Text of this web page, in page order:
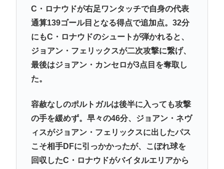
C・ロナウドが右足ワンタッチで自身の代表
通算139ゴール目となる得点で追加点。32分
にもC・ロナウドのシュートが弾かれると、
ジョアン・フェリックスが二次攻撃に繋げ、
最後はジョアン・カンセロが3点目を奪取し
た。
容赦なしのポルトガルは後半に入っても攻撃
の手を緩めず。早々の46分、ジョアン・ネヴ
ィスがジョアン・フェリックスに出したパス
こそ相手DFに引っかかったが、こぼれ球を
回収したC・ロナウドがバイタルエリアから